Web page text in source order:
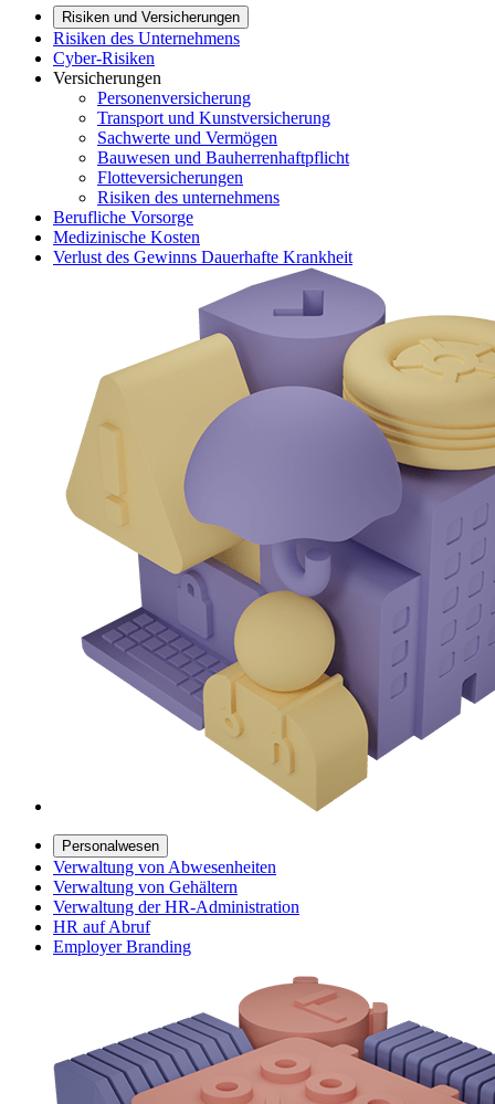
Risiken und Versicherungen
Risiken des Unternehmens
Cyber-Risiken
Versicherungen
Personenversicherung
Transport und Kunstversicherung
Sachwerte und Vermögen
Bauwesen und Bauherrenhaftpflicht
Flotteversicherungen
Risiken des unternehmens
Berufliche Vorsorge
Medizinische Kosten
Verlust des Gewinns Dauerhafte Krankheit
Personalwesen
Verwaltung von Abwesenheiten
Verwaltung von Gehältern
Verwaltung der HR-Administration
HR auf Abruf
Employer Branding